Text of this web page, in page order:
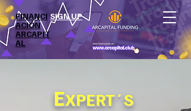
FINANCI
ACIÓN
ARCAPIT
AL
SIGN UP
EXPERT´S